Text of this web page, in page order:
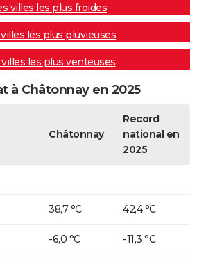
villes les plus froides
les plus pluvieuses
villes les plus venteuses
à Châtonnay en 2025
Châtonnay
Record
national en
2025
38,7 °C 42,4 °C
-6,0 °C -11,3 °C